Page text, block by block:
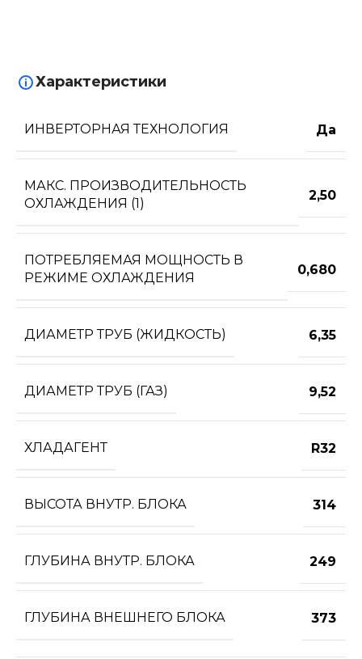
Характеристики
ИНВЕРТОРНАЯ ТЕХНОЛОГИЯ Да
МАКС. ПРОИЗВОДИТЕЛЬНОСТЬ
ОХЛАЖДЕНИЯ (1)
2,50
ПОТРЕБЛЯЕМАЯ МОЩНОСТЬ В
РЕЖИМЕ ОХЛАЖДЕНИЯ
0,680
ДИАМЕТР ТРУБ (ЖИДКОСТЬ) 6,35
ДИАМЕТР ТРУБ (ГАЗ) 9,52
ХЛАДАГЕНТ R32
ВЫСОТА ВНУТР. БЛОКА 314
ГЛУБИНА ВНУТР. БЛОКА 249
ГЛУБИНА ВНЕШНЕГО БЛОКА 373